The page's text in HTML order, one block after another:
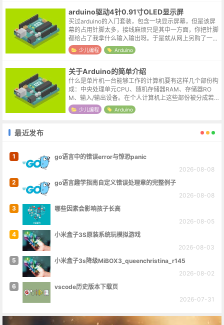
arduino驱动4针0.91寸OLED显示屏
买过arduino的入门套装，包含一块显示屏幕，但是该屏
幕的占用针脚太多，接线麻烦只是其中一方面，你把针脚
都给占了我拿什么输入输出呀。于是就从网上另购了一块
4针的0.91寸的oled显示屏，赶上活动价实付5元还给包
邮，就象脱口秀里说的...
少儿编程 Arduino
关于Arduino的简单介绍
什么是单片机一台能够工作的计算机要有这样几个部份构
成：中央处理单元CPU、随机存储器RAM、存储器RO
M、输入/输出设备。在个人计算机上这些部份被分成若
干块芯片，安装在一个被称之为主板的印刷线路板上。而
在单片机中，这些部份全部被做到一...
少儿编程 Arduino
最近发布
1
go语言中的错误error与惊恐panic
2026-08-08
2
go语言趣学指南自定义错误处理章的完整例子
2026-08-08
3
哪些因素会影响孩子长高
2026-08-05
4
小米盒子3S原装系统玩模拟游戏
2026-08-03
5
小米盒子3s降级MiBOX3_queenchristina_r145
2026-08-02
6
vscode历史版本下载页
2026-07-31